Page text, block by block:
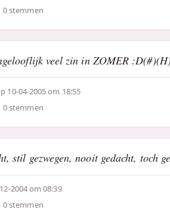
0 stemmen
veel zin in ZOMER
10-04-2005 om 18:55
0 stemmen
stil gezwegen, nooit gedacht, toch
2004 om 08:39
0 stemmen